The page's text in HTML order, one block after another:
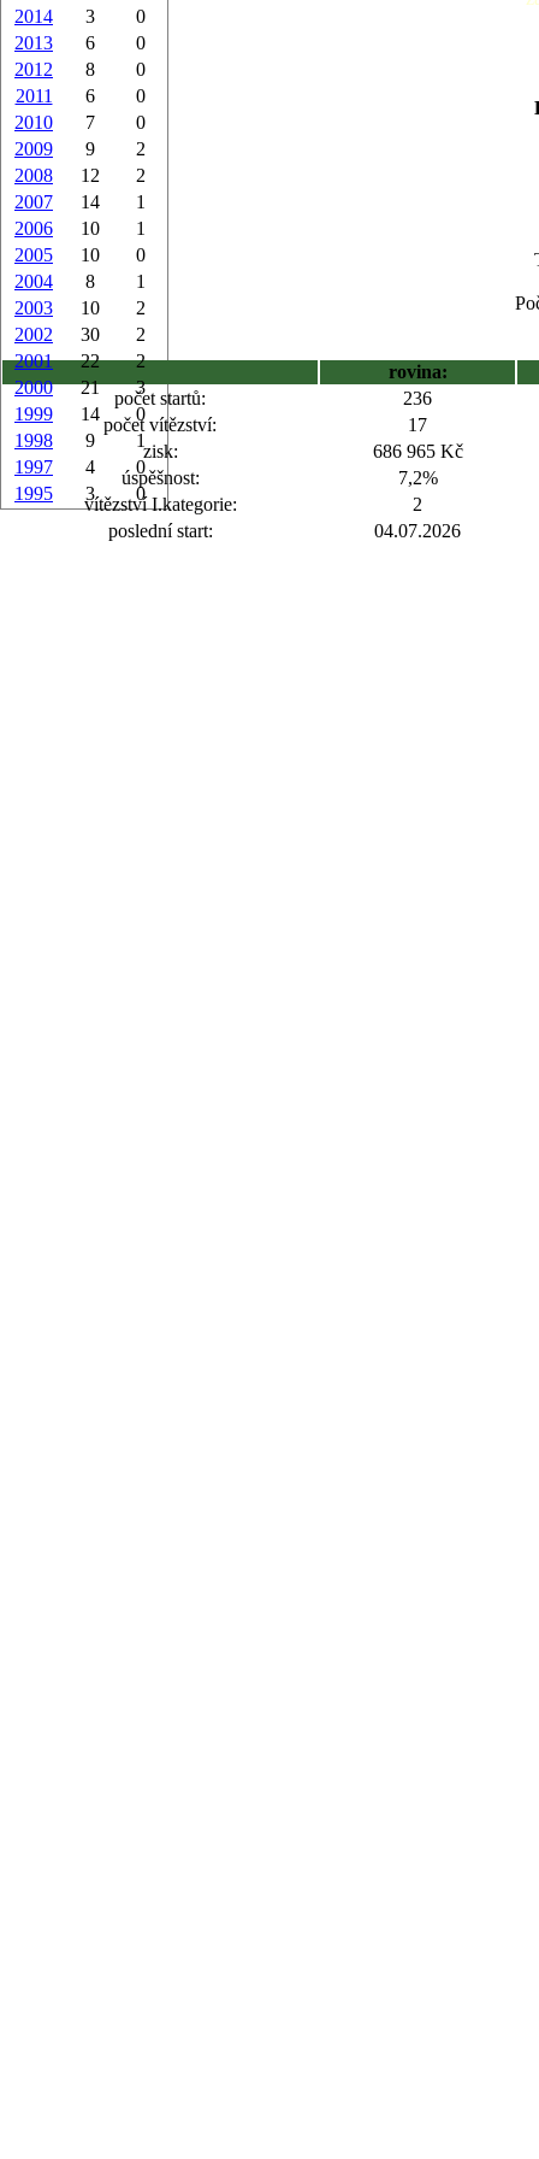
2014
3
0
2013
6
0
2012
8
0
2011
6
0
2010
7
0
2009
9
2
2008
12
2
2007
14
1
2006
10
1
2005
10
0
2004
8
1
2003
10
2
2002
30
2
2001
22
2
2000
21
3
1999
14
0
1998
9
1
1997
4
0
1995
3 0
rovina:
počet startů:
236
počet vítězství:
17
zisk:
686 965 Kč
úspěšnost:
7,2%
vítězství I.kategorie:
2
poslední start:
04.07.2026